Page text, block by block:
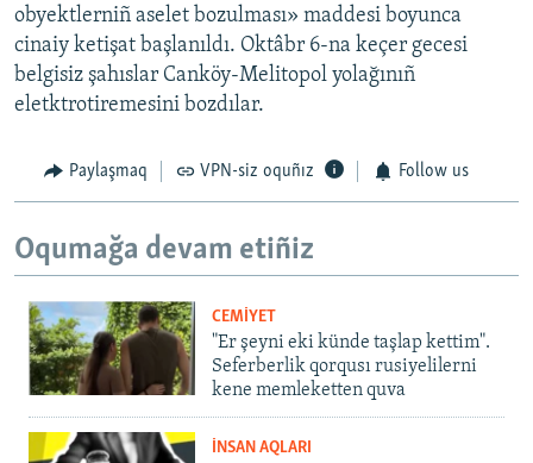
obyektlerniñ aselet bozulması» maddesi boyunca
cinaiy ketişat başlanıldı. Oktâbr 6-na keçer gecesi
belgisiz şahıslar Canköy-Melitopol yolağınıñ
eletktrotiremesini bozdılar.
Paylaşmaq VPN-siz oquñız Follow us
Oqumağa devam etiñiz
CEMİYET
"Er şeyni eki künde taşlap kettim".
Seferberlik qorqusı rusiyelilerni
kene memleketten quva
İNSAN AQLARI